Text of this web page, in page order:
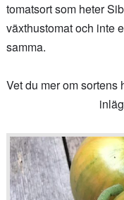
tomatsort som heter
växthustomat och inte
samma.
Vet du mer om